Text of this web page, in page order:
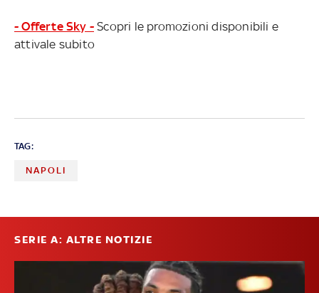
- Offerte Sky - Scopri le promozioni disponibili e
attivale subito
TAG:
NAPOLI
SERIE A: ALTRE NOTIZIE